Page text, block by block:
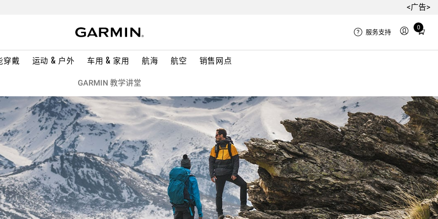
<广告>
穿戴 运动 & 户外 车用 & 家用 航海 航空 销售网点
服务支持
0
Total
in
GARMIN 教学讲堂